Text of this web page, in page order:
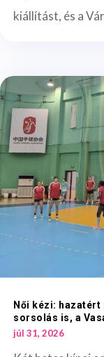
kiállítást, és a
Női kézi: hazatért
sorsolás is, a
júl 31, 2026